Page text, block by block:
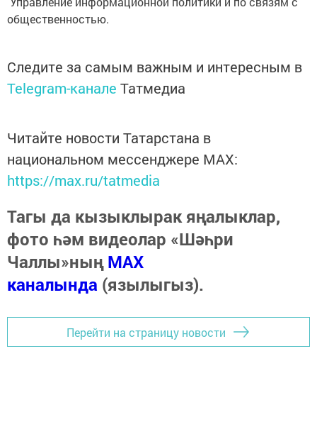
общественностью.
Следите за самым важным и интересным в
Telegram-канале Татмедиа
Читайте новости Татарстана в
национальном мессенджере MАХ:
https://max.ru/tatmedia
Тагы да кызыклырак яңалыклар,
фото һәм видеолар «Шәһри
Чаллы»ныңMAX
каналында (язылыгыз).
Перейти на страницу новости